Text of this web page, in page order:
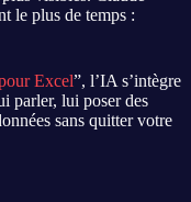
le plus de temps :
Excel”, l’IA s’intègre
parler, lui poser des
sans quitter votre